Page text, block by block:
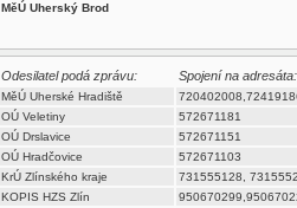
MěÚ Uherský Brod
Odesilatel podá zprávu: Spojení na adresáta:
MěÚ Uherské Hradiště
OÚ Veletiny
572671181
OÚ Drslavice
572671151
OÚ Hradčovice
572671103
KrÚ Zlínského kraje
731555128,
KOPIS HZS Zlín